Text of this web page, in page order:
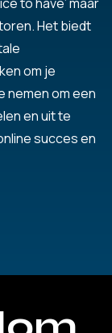
Het biedt
om je
nemen om een
en uit te
succes en